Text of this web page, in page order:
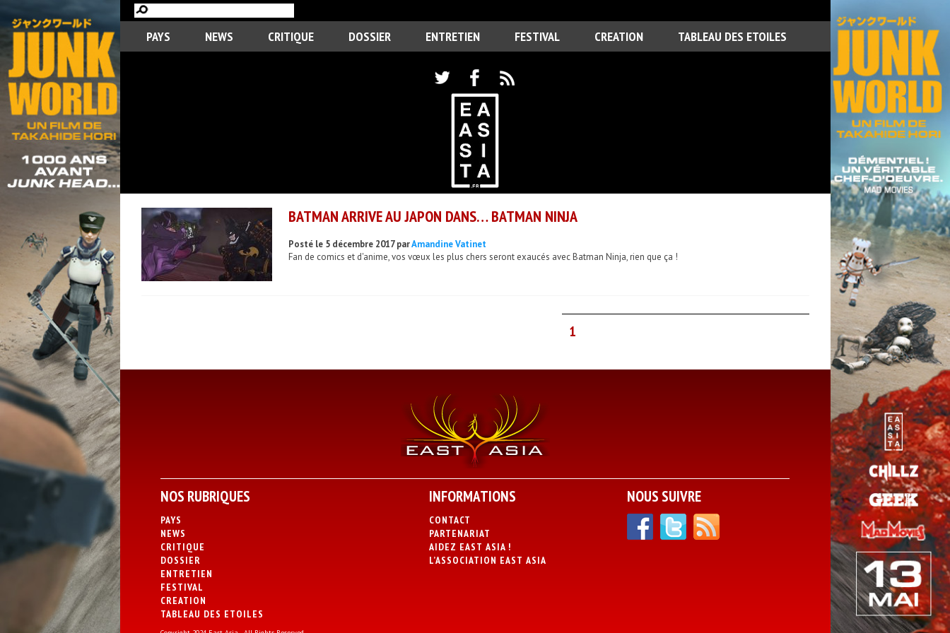
PAYS NEWS CRITIQUE DOSSIER ENTRETIEN FESTIVAL CREATION TABLEAU DES ETOILES
BATMAN ARRIVE AU JAPON DANS… BATMAN NINJA
Posté le 5 décembre 2017 parAmandine Vatinet
Fan de comics et d'anime, vos vœux les plus chers seront exaucés avec Batman Ninja, rien que ça !
1
NOS RUBRIQUES
PAYS
NEWS
CRITIQUE
DOSSIER
ENTRETIEN
FESTIVAL
CREATION
TABLEAU DES ETOILES
INFORMATIONS
CONTACT
PARTENARIAT
AIDEZ EAST ASIA !
L’ASSOCIATION EAST ASIA
NOUS SUIVRE